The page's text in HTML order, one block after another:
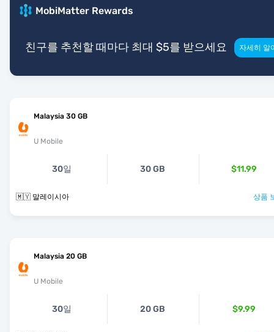
MobiMatter Rewards
친구를 추천할 때마다 최대 $5를 받으세요 자세히 알
Malaysia 30 GB
U Mobile
30일 30 GB $11.99
🇲🇾 말레이시아 상품
Malaysia 20 GB
U Mobile
30일 20 GB $9.99